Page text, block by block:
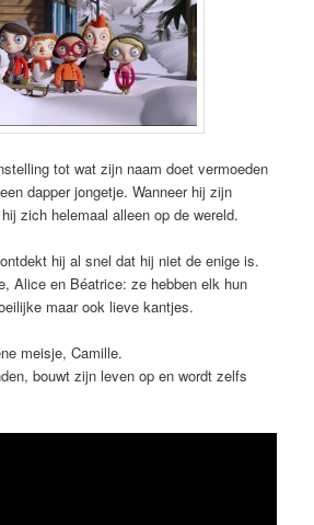
tot wat zijn naam doet vermoeden
dapper jongetje. Wanneer hij zijn
zich helemaal alleen op de wereld.
hij al snel dat hij niet de enige is.
Alice en Béatrice: ze hebben elk hun
maar ook lieve kantjes.
meisje, Camille.
bouwt zijn leven op en wordt zelfs